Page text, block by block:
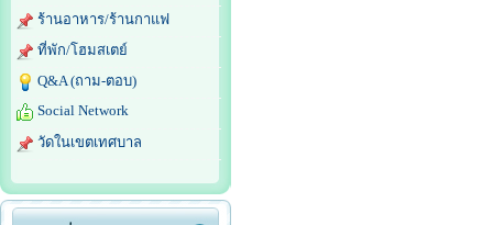
ร้านอาหาร/ร้านกาแฟ
ที่พัก/โฮมสเตย์
Q&A (ถาม-ตอบ)
Social Network
วัดในเขตเทศบาล